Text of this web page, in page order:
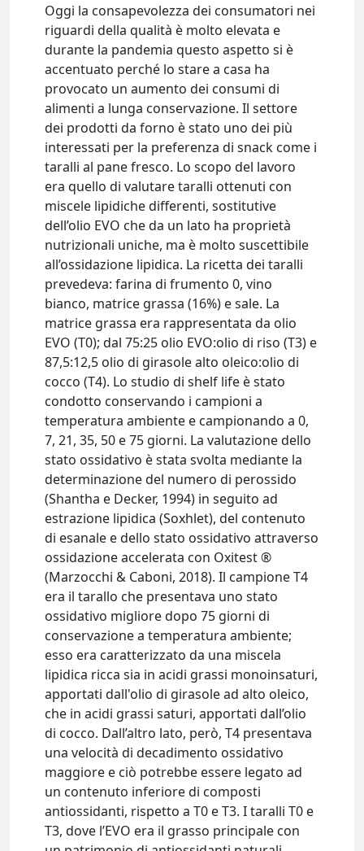
Oggi la consapevolezza dei consumatori nei
riguardi della qualità è molto elevata e
durante la pandemia questo aspetto si è
accentuato perché lo stare a casa ha
provocato un aumento dei consumi di
alimenti a lunga conservazione. Il settore
dei prodotti da forno è stato uno dei più
interessati per la preferenza di snack come i
taralli al pane fresco. Lo scopo del lavoro
era quello di valutare taralli ottenuti con
miscele lipidiche differenti, sostitutive
dell’olio EVO che da un lato ha proprietà
nutrizionali uniche, ma è molto suscettibile
all’ossidazione lipidica. La ricetta dei taralli
prevedeva: farina di frumento 0, vino
bianco, matrice grassa (16%) e sale. La
matrice grassa era rappresentata da olio
EVO (T0); dal 75:25 olio EVO:olio di riso (T3) e
87,5:12,5 olio di girasole alto oleico:olio di
cocco (T4). Lo studio di shelf life è stato
condotto conservando i campioni a
temperatura ambiente e campionando a 0,
7, 21, 35, 50 e 75 giorni. La valutazione dello
stato ossidativo è stata svolta mediante la
determinazione del numero di perossido
(Shantha e Decker, 1994) in seguito ad
estrazione lipidica (Soxhlet), del contenuto
di esanale e dello stato ossidativo attraverso
ossidazione accelerata con Oxitest ®
(Marzocchi & Caboni, 2018). Il campione T4
era il tarallo che presentava uno stato
ossidativo migliore dopo 75 giorni di
conservazione a temperatura ambiente;
esso era caratterizzato da una miscela
lipidica ricca sia in acidi grassi monoinsaturi,
apportati dall'olio di girasole ad alto oleico,
che in acidi grassi saturi, apportati dall’olio
di cocco. Dall’altro lato, però, T4 presentava
una velocità di decadimento ossidativo
maggiore e ciò potrebbe essere legato ad
un contenuto inferiore di composti
antiossidanti, rispetto a T0 e T3. I taralli T0 e
T3, dove l’EVO era il grasso principale con